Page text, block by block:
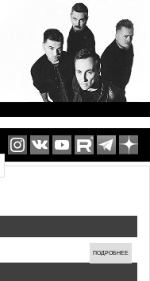
ПОДРОБНЕЕ